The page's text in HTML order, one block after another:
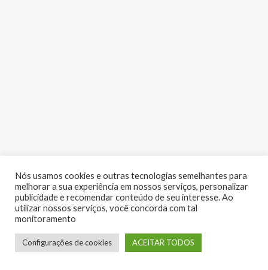
LUME EVENTOS | Copyright 2017 - Todos os direitos reservados
Nós usamos cookies e outras tecnologias semelhantes para
melhorar a sua experiência em nossos serviços, personalizar
publicidade e recomendar conteúdo de seu interesse. Ao
utilizar nossos serviços, você concorda com tal
monitoramento
Configurações de cookies ACEITAR TODOS